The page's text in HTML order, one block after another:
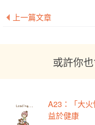
上一篇文章
或許你
A23：「大
益於健康